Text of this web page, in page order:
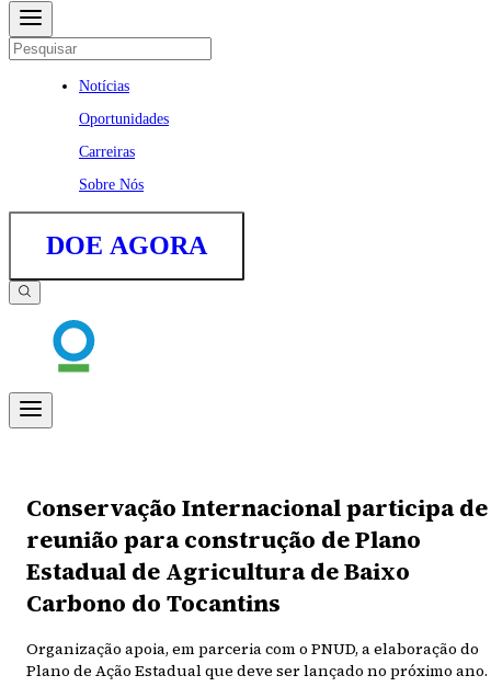
Notícias
Oportunidades
Carreiras
Sobre Nós
DOE AGORA
Conservação Internacional participa de
reunião para construção de Plano
Estadual de Agricultura de Baixo
Carbono do Tocantins
Organização apoia, em parceria com o PNUD, a elaboração do
Plano de Ação Estadual que deve ser lançado no próximo ano.